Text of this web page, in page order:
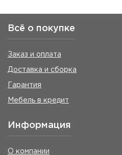
Всё о покупке
Заказ и оплата
Доставка и сборка
Гарантия
Мебель в кредит
Информация
О компании